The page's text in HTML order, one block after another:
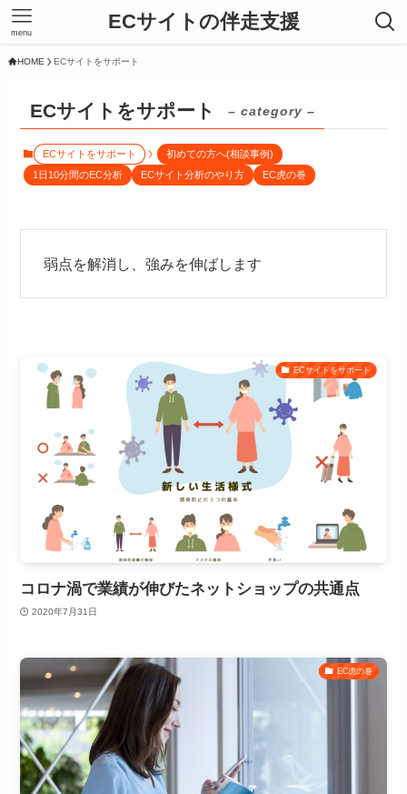
ECサイトの伴走支援
menu
HOME ECサイトをサポート
ECサイトをサポート – category –
ECサイトをサポート
初めての方へ(相談事例)
1日10分間のEC分析
ECサイト分析のやり方 EC虎の巻
弱点を解消し、強みを伸ばします
ECサイトをサポート
コロナ渦で業績が伸びたネットショップの共通点
2020年7月31日
EC虎の巻